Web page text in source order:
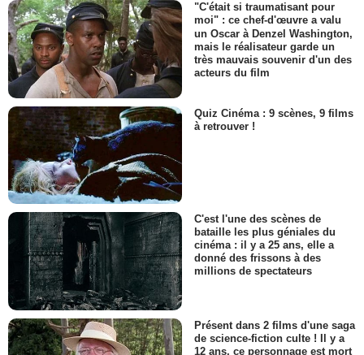
"C'était si traumatisant pour
moi" : ce chef-d'œuvre a valu
un Oscar à Denzel Washington,
mais le réalisateur garde un
très mauvais souvenir d'un des
acteurs du film
Quiz Cinéma : 9 scènes, 9 films
à retrouver !
C'est l'une des scènes de
bataille les plus géniales du
cinéma : il y a 25 ans, elle a
donné des frissons à des
millions de spectateurs
Présent dans 2 films d'une saga
de science-fiction culte ! Il y a
12 ans, ce personnage est mort